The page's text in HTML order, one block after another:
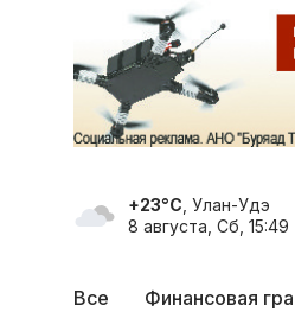
+23°C , Улан-Удэ
8 августа, Сб, 15:49
Все Финансовая